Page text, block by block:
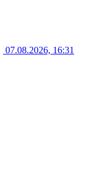
07.08.2026, 16:31